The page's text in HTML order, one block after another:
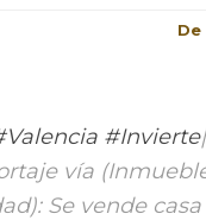
#Invierte
vía
Se vende